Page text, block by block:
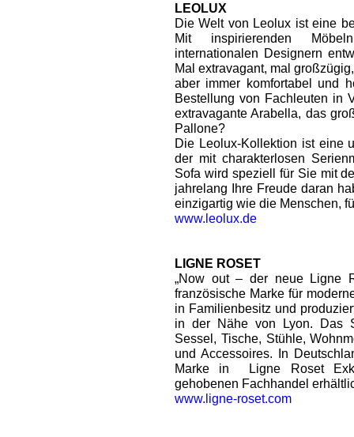
LEOLUX
Die Welt von Leolux ist eine
Mit inspirierenden
internationalen Designern
Mal extravagant, mal
aber immer komfortabel und
Bestellung von Fachleuten in
extravagante Arabella, das
Pallone?
Die Leolux-Kollektion ist eine
der mit charakterlosen
Sofa wird speziell für Sie mit
jahrelang Ihre Freude daran
einzigartig wie die Menschen,
www.leolux.de
LIGNE ROSET
„Now out – der neue Ligne
französische Marke für
in Familienbesitz und
in der Nähe von Lyon. Das
Sessel, Tische, Stühle,
und Accessoires. In
Marke in Ligne Roset
gehobenen Fachhandel
www.ligne-roset.com